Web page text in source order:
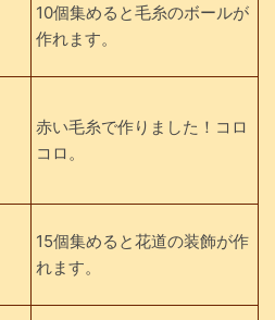
10個集めると毛糸のボールが
作れます。
赤い毛糸で作りました！コロ
コロ。
15個集めると花道の装飾が作
れます。